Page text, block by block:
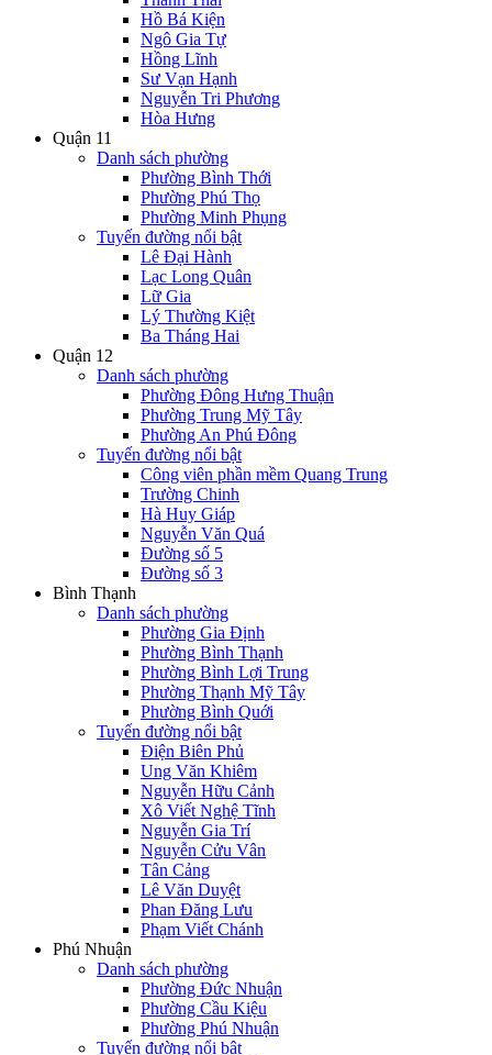
Hồ Bá Kiện
Ngô Gia Tự
Hồng Lĩnh
Sư Vạn Hạnh
Nguyễn Tri Phương
Hòa Hưng
Quận 11
Danh sách phường
Phường Bình Thới
Phường Phú Thọ
Phường Minh Phụng
Tuyến đường nổi bật
Lê Đại Hành
Lạc Long Quân
Lữ Gia
Lý Thường Kiệt
Ba Tháng Hai
Quận 12
Danh sách phường
Phường Đông Hưng Thuận
Phường Trung Mỹ Tây
Phường An Phú Đông
Tuyến đường nổi bật
Công viên phần mềm Quang Trung
Trường Chinh
Hà Huy Giáp
Nguyễn Văn Quá
Đường số 5
Đường số 3
Bình Thạnh
Danh sách phường
Phường Gia Định
Phường Bình Thạnh
Phường Bình Lợi Trung
Phường Thạnh Mỹ Tây
Phường Bình Quới
Tuyến đường nổi bật
Điện Biên Phủ
Ung Văn Khiêm
Nguyễn Hữu Cảnh
Xô Viết Nghệ Tĩnh
Nguyễn Gia Trí
Nguyễn Cửu Vân
Tân Cảng
Lê Văn Duyệt
Phan Đăng Lưu
Phạm Viết Chánh
Phú Nhuận
Danh sách phường
Phường Đức Nhuận
Phường Cầu Kiệu
Phường Phú Nhuận
Tuyến đường nổi bật